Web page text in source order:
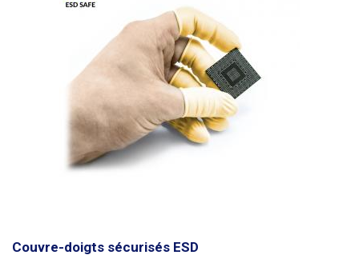
Couvre-doigts sécurisés ESD